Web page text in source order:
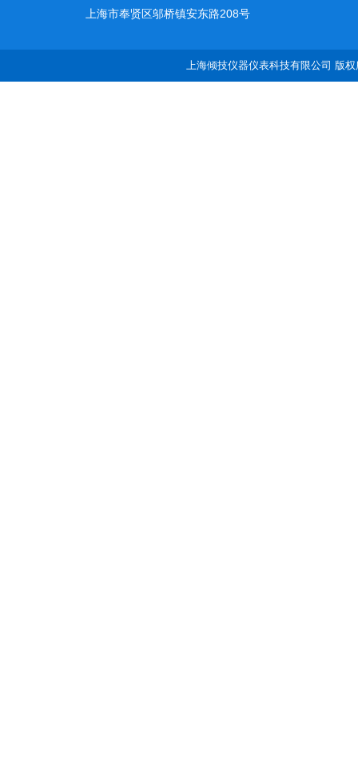
上海市奉贤区邬桥镇安东路208号
上海倾技仪器仪表科技有限公司 版